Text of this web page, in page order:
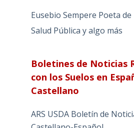
Eusebio Sempere Poeta
Salud Pública y algo más
Boletines de Noticias
con los Suelos en
Castellano
ARS USDA Boletín de